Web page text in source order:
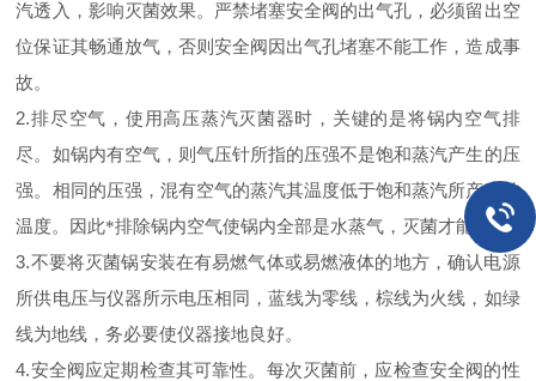
汽透入，影响灭菌效果。严禁堵塞安全阀的出气孔，必须留出空
位保证其畅通放气，否则安全阀因出气孔堵塞不能工作，造成事
故。
2.排尽空气，使用高压蒸汽灭菌器时，关键的是将锅内空气排
尽。如锅内有空气，则气压针所指的压强不是饱和蒸汽产生的压
强。相同的压强，混有空气的蒸汽其温度低于饱和蒸汽所产生的
温度。因此*排除锅内空气使锅内全部是水蒸气，灭菌才能*。
3.不要将灭菌锅安装在有易燃气体或易燃液体的地方，确认电源
所供电压与仪器所示电压相同，蓝线为零线，棕线为火线，如绿
线为地线，务必要使仪器接地良好。
4.安全阀应定期检查其可靠性。每次灭菌前，应检查安全阀的性